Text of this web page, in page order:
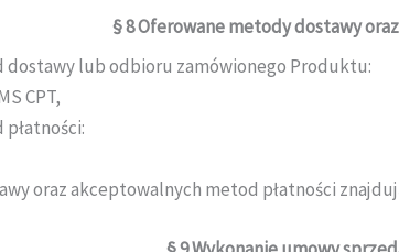
§ 8Oferowane metody dostawy
lub odbioru zamówionego Produktu:
CPT,
oraz akceptowalnych metod płatności